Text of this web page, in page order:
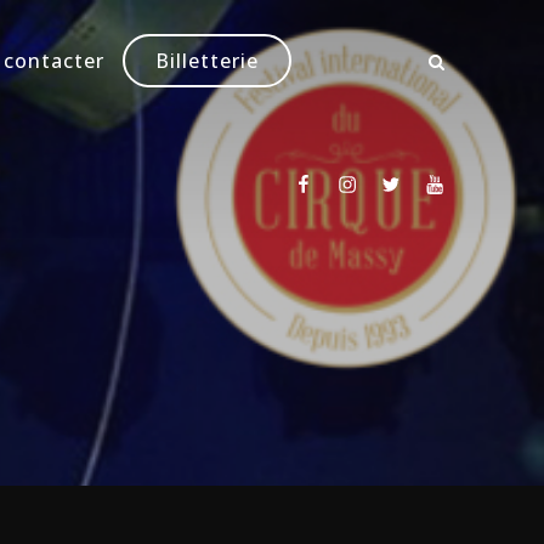
contacter Billetterie
Facebook
Instagram
TwitterYoutube